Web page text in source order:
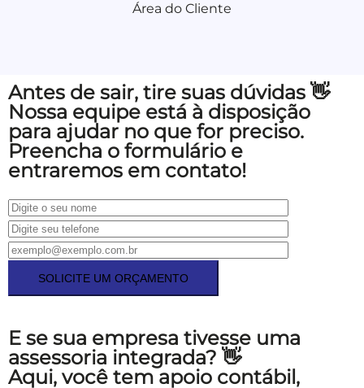
Área do Cliente
Antes de sair, tire suas dúvidas 👋
Nossa equipe está à disposição
para ajudar no que for preciso.
Preencha o formulário e
entraremos em contato!
E se sua empresa tivesse uma
assessoria integrada? 👋
Aqui, você tem apoio contábil,